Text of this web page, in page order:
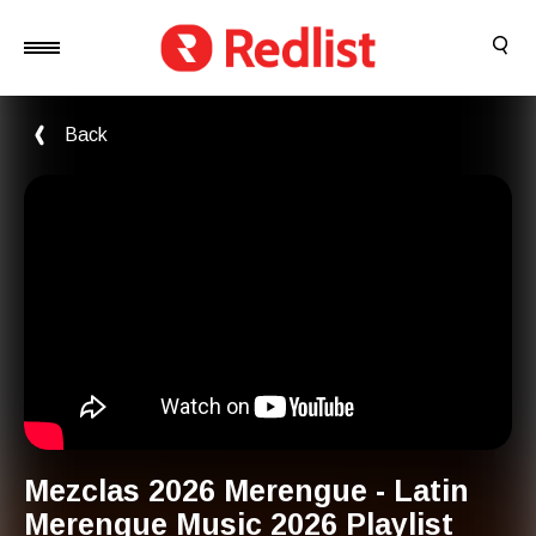
Back
Mezclas 2026 Merengue - Latin
Merengue Music 2026 Playlist